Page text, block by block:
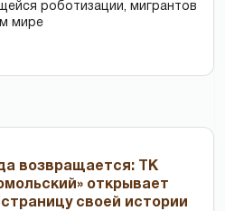
роботизации, мигрантов
мире
возвращается: ТК
открывает
своей истории